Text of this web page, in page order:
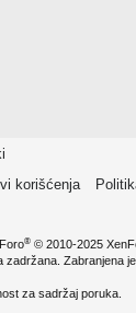
korišćenja
® © 2010-2025
zadržana. Zabranjena
za sadržaj poruka.